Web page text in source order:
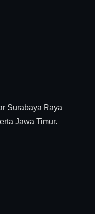
Surabaya Raya
Jawa Timur.